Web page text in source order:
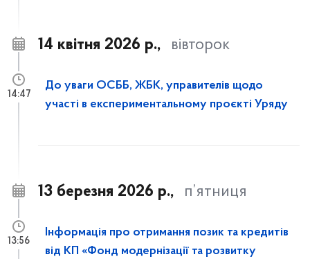
14 квітня 2026 р., вівторок
До уваги ОСББ, ЖБК, управителів щодо
участі в експериментальному проєкті Уряду
14:47
13 березня 2026 р., п’ятниця
Інформація про отримання позик та кредитів
від КП «Фонд модернізації та розвитку
13:56